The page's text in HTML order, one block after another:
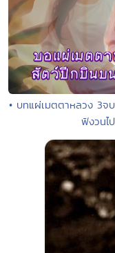
• บทแผ่เมตตาหลวง 3จ
ฟังวนไ